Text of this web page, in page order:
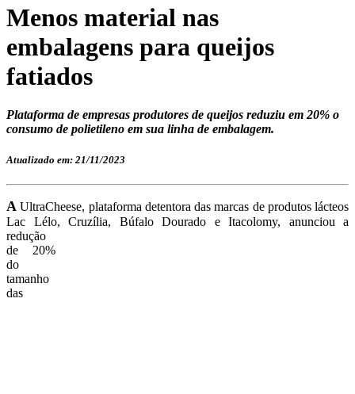
Menos material nas
embalagens para queijos
fatiados
Plataforma de empresas produtores de queijos reduziu em 20% o
consumo de polietileno em sua linha de embalagem.
Atualizado em: 21/11/2023
A UltraCheese, plataforma detentora das marcas de produtos lácteos
Lac Lélo, Cruzília, Búfalo Dourado eItacolomy, anunciou a
redução
de 20%
do
tamanho
das